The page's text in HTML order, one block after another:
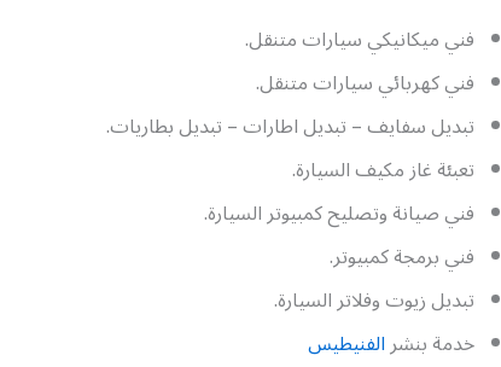
فني ميكانيكي سيارات متنقل.
فني كهربائي سيارات متنقل.
تبديل سفايف – تبديل اطارات – تبديل بطاريات.
تعبئة غاز مكيف السيارة.
فني صيانة وتصليح كمبيوتر السيارة.
فني برمجة كمبيوتر.
تبديل زيوت وفلاتر السيارة.
خدمة بنشرالفنيطيس